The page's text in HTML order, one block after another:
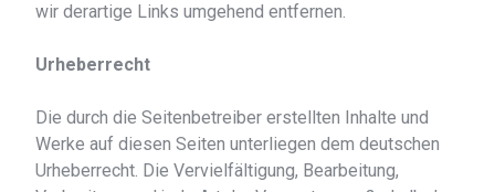
wir derartige Links umgehend entfernen.
Urheberrecht
Die durch die Seitenbetreiber erstellten Inhalte und
Werke auf diesen Seiten unterliegen dem deutschen
Urheberrecht. Die Vervielfältigung, Bearbeitung,